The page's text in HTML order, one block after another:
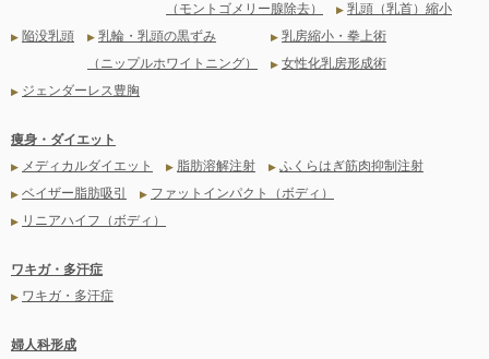
（モントゴメリー腺除去）
▶ 乳頭（乳首）縮小
▶ 陥没乳頭 ▶ 乳輪・乳頭の黒ずみ
（ニップルホワイトニング）
▶ 乳房縮小・拳上術
▶ 女性化乳房形成術
▶ ジェンダーレス豊胸
痩身・ダイエット
▶ メディカルダイエット ▶ 脂肪溶解注射 ▶ ふくらはぎ筋肉抑制注射
▶ ベイザー脂肪吸引 ▶ ファットインパクト（ボディ）
▶ リニアハイフ（ボディ）
ワキガ・多汗症
▶ ワキガ・多汗症
婦人科形成